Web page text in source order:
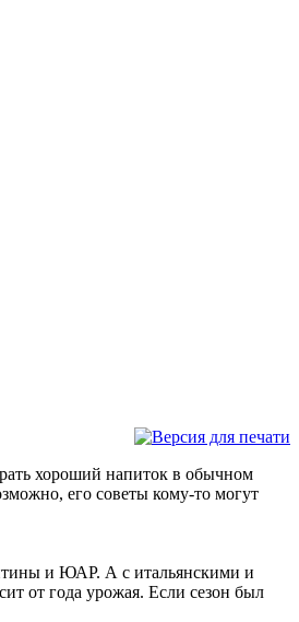
хороший напиток в обычном
его советы кому-то могут
и ЮАР. А с итальянскими и
от года урожая. Если сезон был